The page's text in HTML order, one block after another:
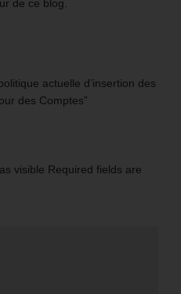
de ce blog.
actuelle d’insertion des
des Comptes”
visible Required fields are